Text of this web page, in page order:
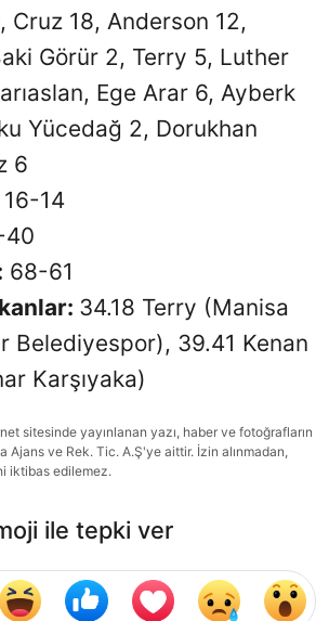
Cruz 18, Anderson 12,
Görür 2, Terry 5, Luther
Ege Arar 6, Ayberk
Yücedağ 2, Dorukhan
6
16-14
40
68-61
34.18 Terry (Manisa
Belediyespor), 39.41 Kenan
Karşıyaka)
sitesinde yayınlanan yazı, haber ve fotoğrafların
Ajans ve Rek. Tic. A.Ş'ye aittir. İzin alınmadan,
iktibas edilemez.
ile tepki ver